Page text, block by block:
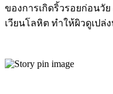
ของการเกิดริ้วรอยก่อนวั
เวียนโลหิต ทำให้ผิวดูเป